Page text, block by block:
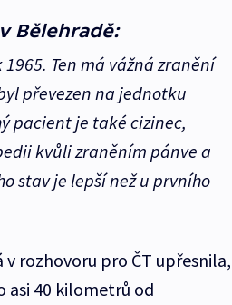
Bělehradě:
Ten má vážná zranění
převezen na jednotku
pacient je také cizinec,
kvůli zraněním pánve a
stav je lepší než u prvního
rozhovoru pro ČT upřesnila,
asi 40 kilometrů od